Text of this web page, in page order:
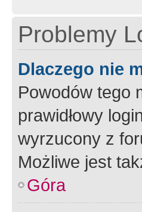
Problemy
Dlaczego nie
Powodów tego
prawidłowy
wyrzucony z
Możliwe jest
Góra